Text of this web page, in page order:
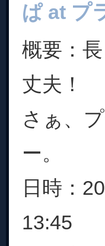
ぱ at プ
概要：
丈夫！
さぁ、
ー。
日時：
13:45